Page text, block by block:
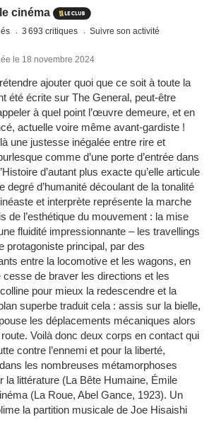
cinéma
3 693 critiques Suivre son activité
le 18 novembre 2024
ajouter quoi que ce soit à toute la
été écrite sur The General, peut-être
à quel point l’œuvre demeure, et en
actuelle voire même avant-gardiste !
une justesse inégalée entre rire et
comme d’une porte d’entrée dans
d’autant plus exacte qu’elle articule
degré d’humanité découlant de la tonalité
et interprète représente la marche
de l’esthétique du mouvement : la mise
fluidité impressionnante – les travellings
protagoniste principal, par des
entre la locomotive et les wagons, en
cesse de braver les directions et les
pour mieux la redescendre et la
superbe traduit cela : assis sur la bielle,
les déplacements mécaniques alors
Voilà donc deux corps en contact qui
contre l’ennemi et pour la liberté,
les nombreuses métamorphoses
la littérature (La Bête Humaine, Émile
(La Roue, Abel Gance, 1923). Un
la partition musicale de Joe Hisaishi